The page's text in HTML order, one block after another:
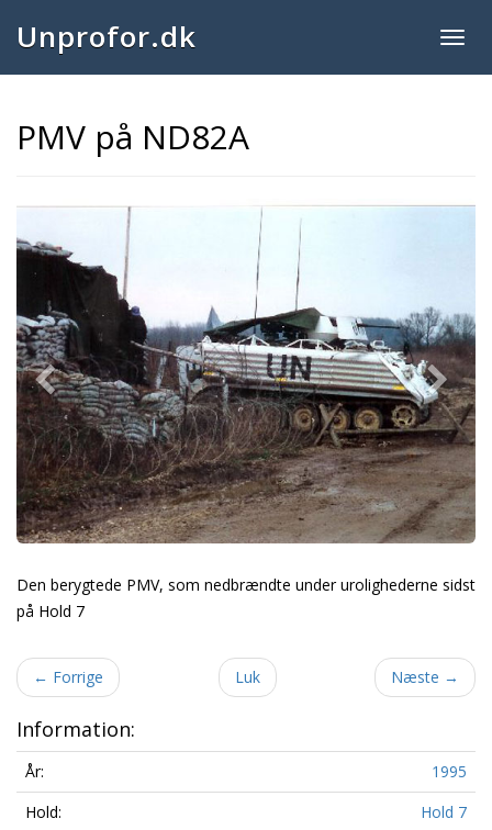
Unprofor.dk
PMV på ND82A
Previous Next
Den berygtede PMV, som nedbrændte under urolighederne sidst
på Hold 7
← Forrige Luk Næste →
Information:
År:
1995
Hold:
Hold 7